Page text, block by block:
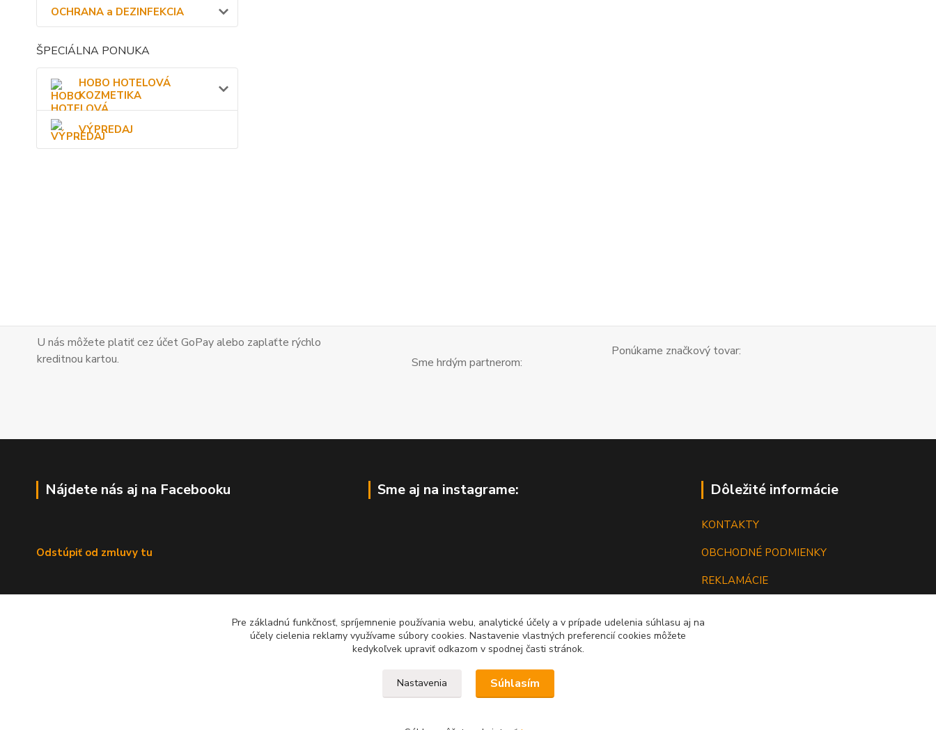
OCHRANA a DEZINFEKCIA
ŠPECIÁLNA PONUKA
HOBO HOTELOVÁ
KOZMETIKA
VÝPREDAJ
U nás môžete platiť cez účet GoPay alebo zaplaťte rýchlo
kreditnou kartou.
Sme hrdým partnerom:
Ponúkame značkový tovar:
Nájdete nás aj na Facebooku
Odstúpiť od zmluvy tu
Sme aj na instagrame: Dôležité informácie
KONTAKTY
OBCHODNÉ PODMIENKY
REKLAMÁCIE
Pre základnú funkčnosť, spríjemnenie používania webu, analytické účely a v prípade udelenia súhlasu aj na
účely cielenia reklamy využívame súbory cookies. Nastavenie vlastných preferencií cookies môžete
kedykoľvek upraviť odkazom v spodnej časti stránok.
Nastavenia Súhlasím